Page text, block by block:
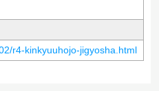
r4-kinkyuuhojo-jigyosha.html